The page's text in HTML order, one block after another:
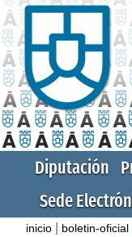
Diputación
Sede
inicio boletin-oficial